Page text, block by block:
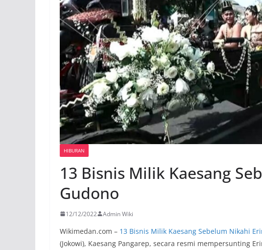
HIBURAN
13 Bisnis Milik Kaesang
Gudono
12/12/2022 Admin Wiki
Wikimedan.com – 13 Bisnis Milik Kaesang Sebelum Nikahi
(Jokowi), Kaesang Pangarep, secara resmi mempersunting